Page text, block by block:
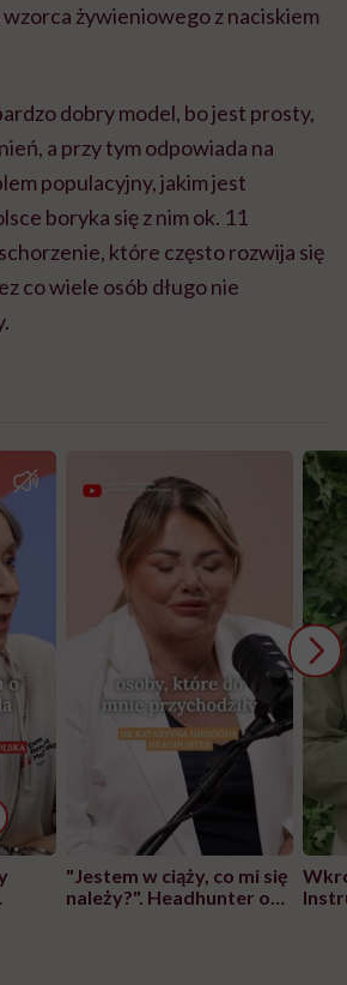
wzorca żywieniowego z naciskiem
dobry model, bo jest prosty,
a przy tym odpowiada na
populacyjny, jakim jest
boryka się z nim ok. 11
które często rozwija się
co wiele osób długo nie
"Jestem w ciąży, co mi się
należy?". Headhunter o